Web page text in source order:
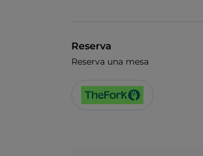
Reserva
Reserva una mesa